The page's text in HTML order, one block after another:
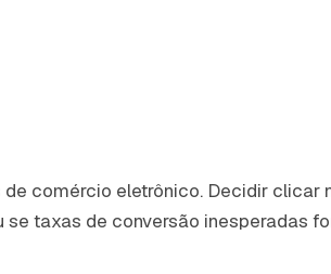
comércio eletrônico. Decidir
taxas de conversão inesperadas